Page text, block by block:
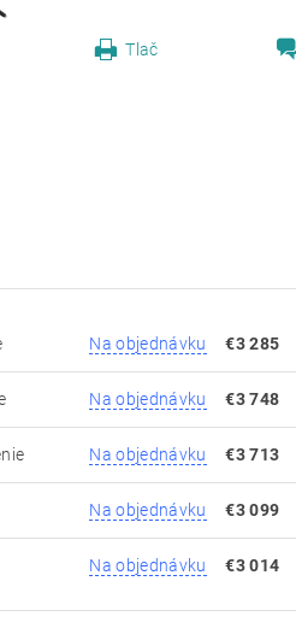
Tlač
Na objednávku €3 285
Na objednávku €3 748
Na objednávku €3 713
Na objednávku €3 099
Na objednávku €3 014